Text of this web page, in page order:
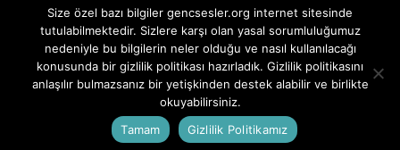
© 2020 Genç Sesler Websitesinin tüm hakları saklıdır. |
Çerez Politikası-Gizlilik Politikası
Size özel bazı bilgiler gencsesler.org internet sitesinde
tutulabilmektedir. Sizlere karşı olan yasal sorumluluğumuz
nedeniyle bu bilgilerin neler olduğu ve nasıl kullanılacağı
konusunda bir gizlilik politikası hazırladık. Gizlilik politikasını
anlaşılır bulmazsanız bir yetişkinden destek alabilir ve birlikte
okuyabilirsiniz.
Tamam
Gizlilik Politikamız